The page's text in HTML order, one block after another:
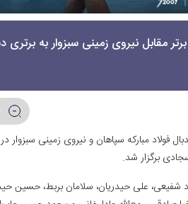
مقابل نیروی زمینی سبزوار به
فولاد مبارکه سپاهان و نیروی زمینی سبزوار
شفیعی، علی حیدریان، سلامان بربط، حسین